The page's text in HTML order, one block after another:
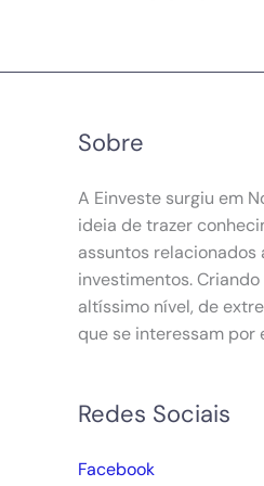
Sobre
A Einveste surgiu em
ideia de trazer
assuntos relacionados
investimentos.
altíssimo nível, de
que se interessam por
Redes Sociais
Facebook